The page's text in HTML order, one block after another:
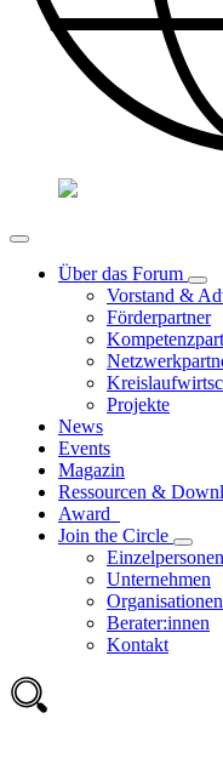
Über das Forum
Vorstand &
Förderpartner
Projekte
News
Events
Magazin
Ressourcen &
Award
Join the Circle
Einzelpersonen
Unternehmen
Organisationen
Berater:innen
Kontakt